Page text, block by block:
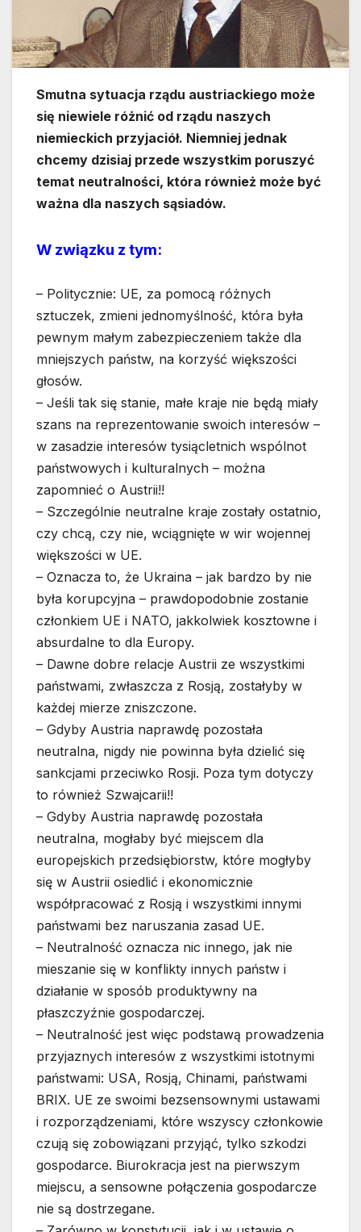
Smutna sytuacja rządu austriackiego może
się niewiele różnić od rządu naszych
niemieckich przyjaciół. Niemniej jednak
chcemy dzisiaj przede wszystkim poruszyć
temat neutralności, która również może być
ważna dla naszych sąsiadów.
W związku z tym:
– Politycznie: UE, za pomocą różnych
sztuczek, zmieni jednomyślność, która była
pewnym małym zabezpieczeniem także dla
mniejszych państw, na korzyść większości
głosów.
– Jeśli tak się stanie, małe kraje nie będą miały
szans na reprezentowanie swoich interesów –
w zasadzie interesów tysiącletnich wspólnot
państwowych i kulturalnych – można
zapomnieć o Austrii!!
– Szczególnie neutralne kraje zostały ostatnio,
czy chcą, czy nie, wciągnięte w wir wojennej
większości w UE.
– Oznacza to, że Ukraina – jak bardzo by nie
była korupcyjna – prawdopodobnie zostanie
członkiem UE i NATO, jakkolwiek kosztowne i
absurdalne to dla Europy.
– Dawne dobre relacje Austrii ze wszystkimi
państwami, zwłaszcza z Rosją, zostałyby w
każdej mierze zniszczone.
– Gdyby Austria naprawdę pozostała
neutralna, nigdy nie powinna była dzielić się
sankcjami przeciwko Rosji. Poza tym dotyczy
to również Szwajcarii!!
– Gdyby Austria naprawdę pozostała
neutralna, mogłaby być miejscem dla
europejskich przedsiębiorstw, które mogłyby
się w Austrii osiedlić i ekonomicznie
współpracować z Rosją i wszystkimi innymi
państwami bez naruszania zasad UE.
– Neutralność oznacza nic innego, jak nie
mieszanie się w konflikty innych państw i
działanie w sposób produktywny na
płaszczyźnie gospodarczej.
– Neutralność jest więc podstawą prowadzenia
przyjaznych interesów z wszystkimi istotnymi
państwami: USA, Rosją, Chinami, państwami
BRIX. UE ze swoimi bezsensownymi ustawami
i rozporządzeniami, które wszyscy członkowie
czują się zobowiązani przyjąć, tylko szkodzi
gospodarce. Biurokracja jest na pierwszym
miejscu, a sensowne połączenia gospodarcze
nie są dostrzegane.